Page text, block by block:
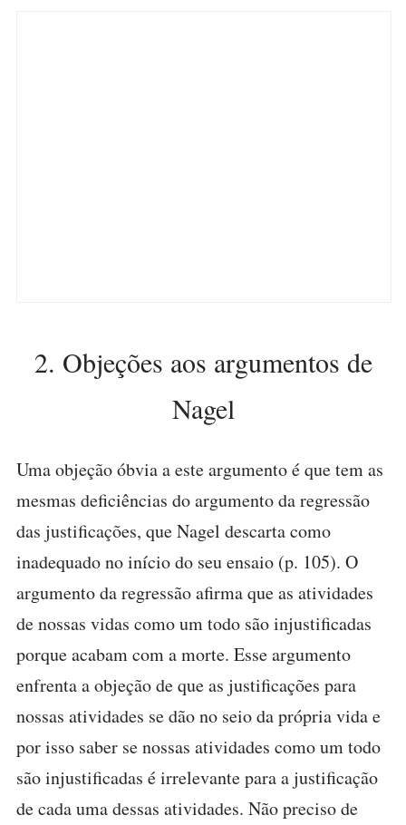
2. Objeções aos argumentos de
Nagel
Uma objeção óbvia a este argumento é que tem as
mesmas deficiências do argumento da regressão
das justificações, que Nagel descarta como
inadequado no início do seu ensaio (p. 105). O
argumento da regressão afirma que as atividades
de nossas vidas como um todo são injustificadas
porque acabam com a morte. Esse argumento
enfrenta a objeção de que as justificações para
nossas atividades se dão no seio da própria vida e
por isso saber se nossas atividades como um todo
são injustificadas é irrelevante para a justificação
de cada uma dessas atividades. Não preciso de